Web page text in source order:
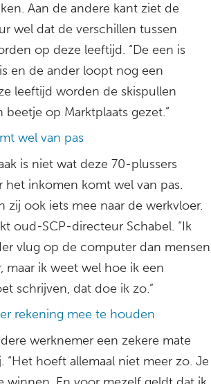
Aan de andere kant ziet de
wel dat de verschillen tussen
op deze leeftijd. “De een is
en de ander loopt nog een
leeftijd worden de skispullen
beetje op Marktplaats gezet.”
wel van pas
is niet wat deze 70-plussers
het inkomen komt wel van pas.
zij ook iets mee naar de werkvloer.
oud-SCP-directeur Schabel. “Ik
vlug op de computer dan mensen
maar ik weet wel hoe ik een
schrijven, dat doe ik zo.”
rekening mee te houden
werknemer een zekere mate
“Het hoeft allemaal niet meer zo. Je